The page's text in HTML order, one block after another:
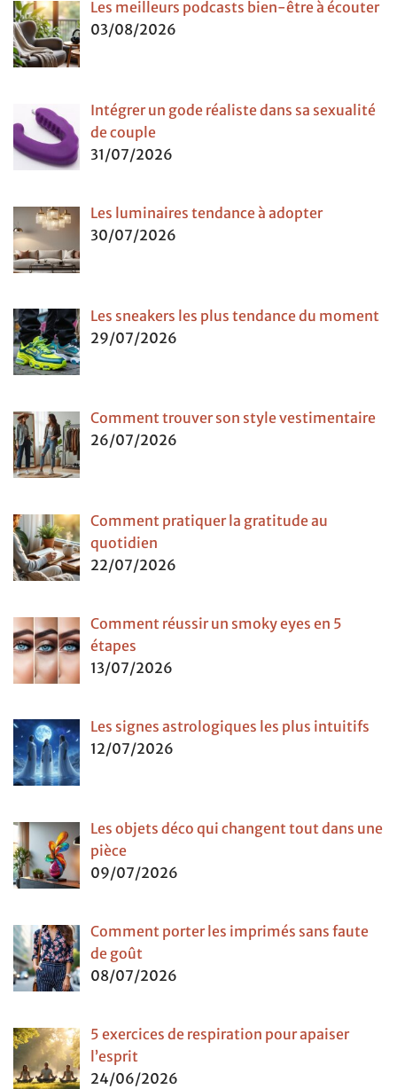
Les meilleurs podcasts bien-être à écouter
03/08/2026
Intégrer un gode réaliste dans sa sexualité
de couple
31/07/2026
Les luminaires tendance à adopter
30/07/2026
Les sneakers les plus tendance du moment
29/07/2026
Comment trouver son style vestimentaire
26/07/2026
Comment pratiquer la gratitude au
quotidien
22/07/2026
Comment réussir un smoky eyes en 5
étapes
13/07/2026
Les signes astrologiques les plus intuitifs
12/07/2026
Les objets déco qui changent tout dans une
pièce
09/07/2026
Comment porter les imprimés sans faute
de goût
08/07/2026
5 exercices de respiration pour apaiser
l’esprit
24/06/2026